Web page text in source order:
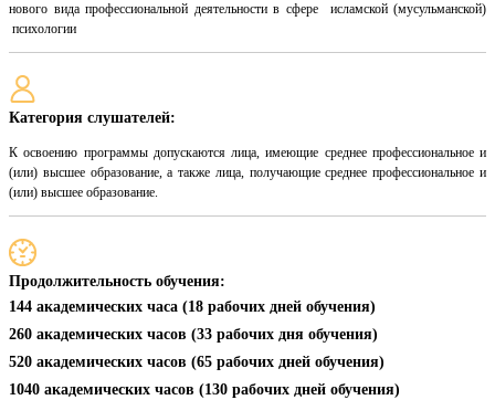
нового вида профессиональной деятельности в сфере исламской (мусульманской)
психологии
Категория слушателей:
К освоению программы допускаются лица, имеющие среднее профессиональное и
(или) высшее образование, а также лица, получающие среднее профессиональное и
(или) высшее образование.
Продолжительность обучения:
144 академических часа (18 рабочих дней обучения)
260 академических часов (33 рабочих дня обучения)
520 академических часов (65 рабочих дней обучения)
1040 академических часов (130 рабочих дней обучения)